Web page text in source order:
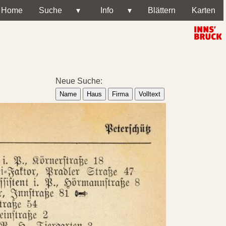
Home Suche ▾ Info ▾ Blättern Karten
Neue Suche:
Name Haus Firma Volltext